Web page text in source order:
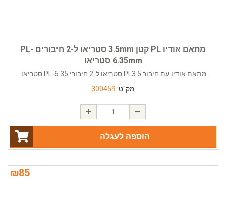
מתאם אודיו PL קטן 3.5mm סטריאו ל-2 חיבורים PL-
6.35mm סטריאו
מתאם אודיו עם חיבור PL3.5 סטריאו ל-2 חיבורי PL-6.35 סטריאו.
מק"ט: 300459
הוספה לעגלה
₪85